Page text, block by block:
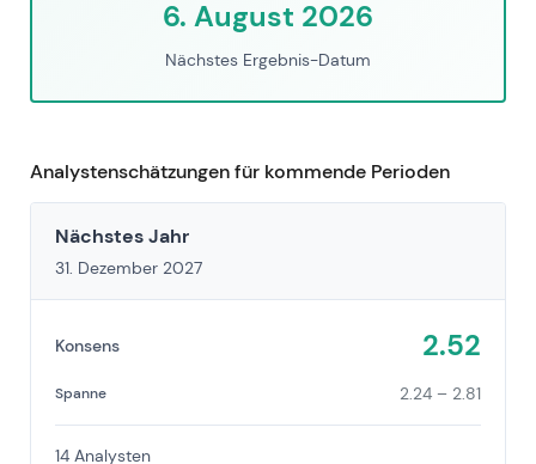
6. August 2026
Nächstes Ergebnis-Datum
Analystenschätzungen für kommende Perioden
Nächstes Jahr
31. Dezember 2027
Konsens 2.52
Spanne 2.24 – 2.81
14 Analysten